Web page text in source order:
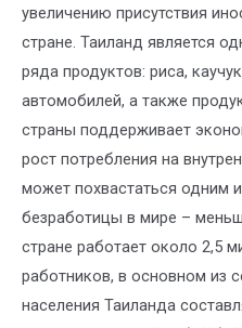
увеличению присутствия
стране. Таиланд является
ряда продуктов: риса,
автомобилей, а также
страны поддерживает
рост потребления на
может похвастаться одним
безработицы в мире –
стране работает около 2,5
работников, в основном из
населения Таиланда